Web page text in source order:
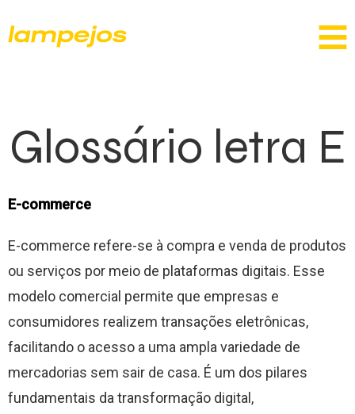
Glossário letra E
E-commerce
E-commerce refere-se à compra e venda de produtos
ou serviços por meio de plataformas digitais. Esse
modelo comercial permite que empresas e
consumidores realizem transações eletrônicas,
facilitando o acesso a uma ampla variedade de
mercadorias sem sair de casa. É um dos pilares
fundamentais da transformação digital,